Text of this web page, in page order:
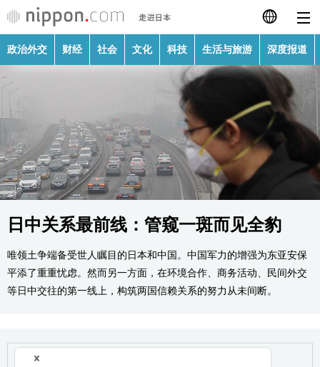
日本語
English
繁體字
Français
Español
العربية
Русский
政治外交
财经
社会
文化
科技
生活与旅游
政治外交 财经 社会 文化 科技 生活与旅游 深度报道
日中关系最前线：管窥一斑而见全豹
唯领土争端备受世人瞩目的日本和中国。中国军力的增强为东亚安保
平添了重重忧虑。然而另一方面，在环境合作、商务活动、民间外交
等日中交往的第一线上，构筑两国信赖关系的努力从未间断。